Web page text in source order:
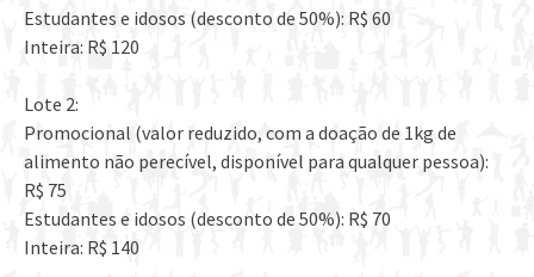
Estudantes e idosos (desconto de 50%): R$ 60
Inteira: R$ 120
Lote 2:
Promocional (valor reduzido, com a doação de 1kg de
alimento não perecível, disponível para qualquer pessoa):
R$ 75
Estudantes e idosos (desconto de 50%): R$ 70
Inteira: R$ 140